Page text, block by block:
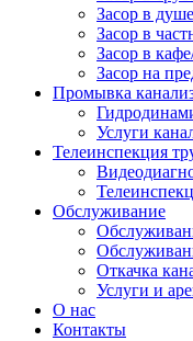
Засор в
Засор в
Засор в
Засор на
Промывка
Услуги
Телеинспекция
Обслуживание
Откачка
Услуги и
О нас
Контакты